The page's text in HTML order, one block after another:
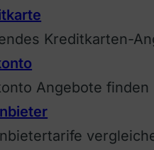
Kreditkarten-
Angebote finden